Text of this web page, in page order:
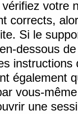
votre
corrects,
Si le
dessous
également
vous-
une